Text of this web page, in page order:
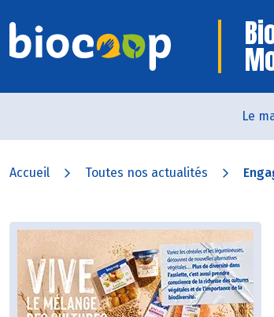
Le
Accueil Toutes nos actualités